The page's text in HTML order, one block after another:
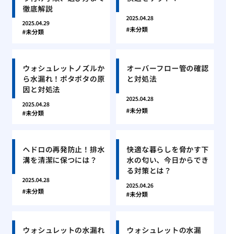
徹底解説
2025.04.29
未分類
2025.04.28
未分類
ウォシュレットノズルか
ら水漏れ！ポタポタの原
因と対処法
2025.04.28
未分類
オーバーフロー管の確認
と対処法
2025.04.28
未分類
ヘドロの再発防止！排水
溝を清潔に保つには？
2025.04.28
未分類
快適な暮らしを脅かす下
水の匂い、今日からでき
る対策とは？
2025.04.26
未分類
ウォシュレットの水漏れ ウォシュレットの水漏